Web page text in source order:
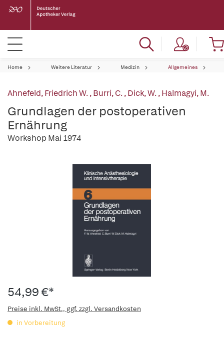
Home Weitere Literatur Medizin Allgemeines
Ahnefeld, Friedrich W.,Burri, C.,Dick, W.,Halmagyi, M.
Grundlagen der postoperativen
Ernährung
Workshop Mai 1974
54,99 €*
Preise inkl. MwSt., ggf. zzgl. Versandkosten
in Vorbereitung